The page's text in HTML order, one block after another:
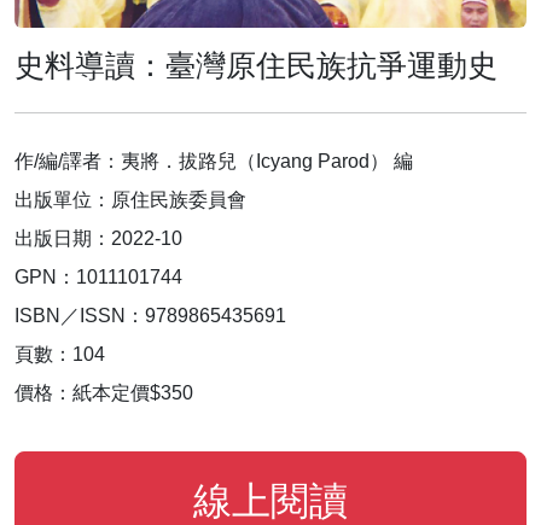
史料導讀：臺灣原住民族抗爭運動史
作/編/譯者：夷將．拔路兒（Icyang Parod） 編
出版單位：原住民族委員會
出版日期：2022-10
GPN：1011101744
ISBN／ISSN：9789865435691
頁數：104
價格：紙本定價$350
線上閱讀